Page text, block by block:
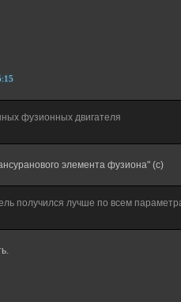
фузионных двигателя
элемента фузиона" (с)
получился лучше по всем